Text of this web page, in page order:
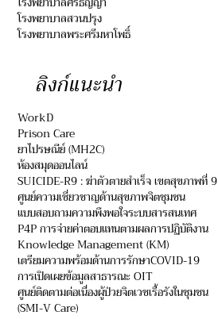
โรงพยาบาลสวนปรุง
โรงพยาบาลพระศรีมหาโพธิ์
ลิงก์แนะนำ
WorkD
Prison Care
ยาไปรษณีย์ (MH2C)
ห้องสมุดออนไลน์
SUICIDE-R9 : ฆ่าตัวตายสำเร็จ เขตสุขภาพที่ 9
ศูนย์ความเชี่ยวชาญด้านสุขภาพจิตชุมชน
แบบสอบถามความพึงพอใจระบบสารสนเทศ
P4P การจ่ายค่าตอบแทนตามผลการปฏิบัติงาน
Knowledge Management (KM)
เตรียมความพร้อมด้านการรักษาCOVID-19
การเปิดเผยข้อมูลสาธารณะ OIT
ศูนย์ติดตามต่อเนื่องผู้ป่วยจิตเวชเรื้อรังในชุมชน
(SMI-V Care)